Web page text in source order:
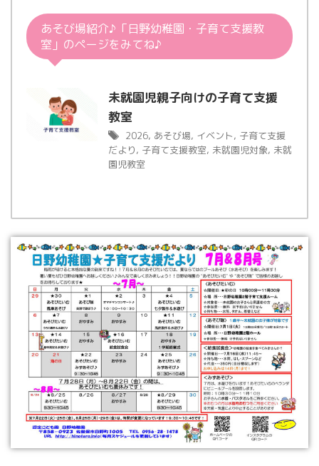
あそび場紹介♪「日野幼稚園・子育て支援教
室」のページをみてね♪
未就園児親子向けの子育て支援
教室
2026, あそび場, イベント, 子育て支援
だより, 子育て支援教室, 未就園児対象, 未就
園児教室